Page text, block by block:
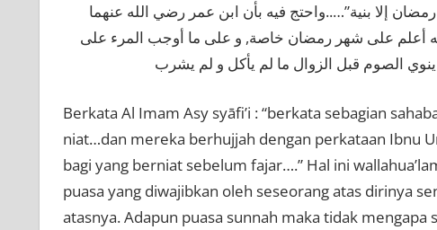
إلا بنية”…..واحتج فيه بأن ابن عمر رضي الله عنهما
أعلم على شهر رمضان خاصة, و على ما أوجب المرء على
الصوم قبل الزوال ما لم يأكل و لم يشرب
Berkata Al Imam Asy syāfi’i : “berkata sebagian
niat…dan mereka berhujjah dengan perkataan Ibnu
bagi yang berniat sebelum fajar….” Hal ini
puasa yang diwajibkan oleh seseorang atas dirinya
atasnya. Adapun puasa sunnah maka tidak